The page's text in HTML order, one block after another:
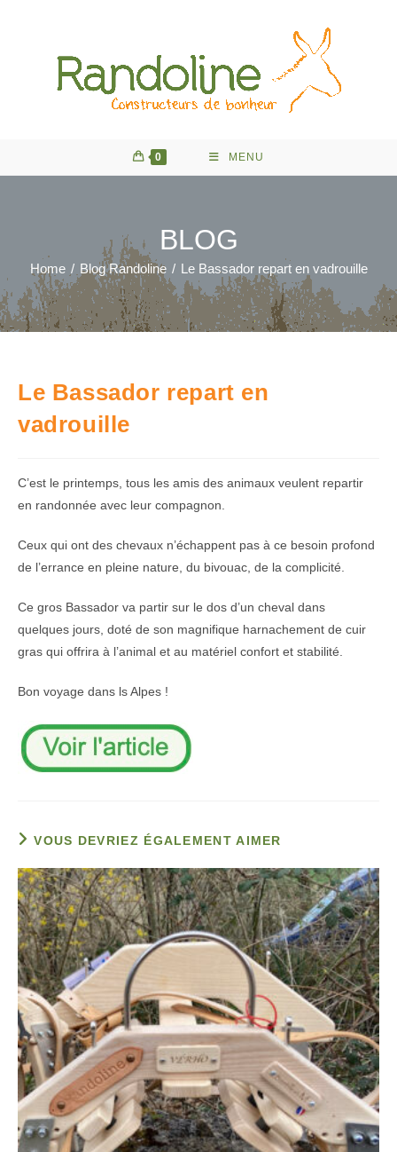
0 MENU
BLOG
Home / Blog Randoline / Le Bassador repart en vadrouille
Le Bassador repart en
vadrouille
C’est le printemps, tous les amis des animaux veulent repartir
en randonnée avec leur compagnon.
Ceux qui ont des chevaux n’échappent pas à ce besoin profond
de l’errance en pleine nature, du bivouac, de la complicité.
Ce gros Bassador va partir sur le dos d’un cheval dans
quelques jours, doté de son magnifique harnachement de cuir
gras qui offrira à l’animal et au matériel confort et stabilité.
Bon voyage dans ls Alpes !
VOUS DEVRIEZ ÉGALEMENT AIMER